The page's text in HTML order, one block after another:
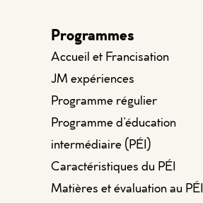
Programmes
Accueil et Francisation
JM expériences
Programme régulier
Programme d’éducation
intermédiaire (PÉI)
Caractéristiques du PÉI
Matières et évaluation au PÉI